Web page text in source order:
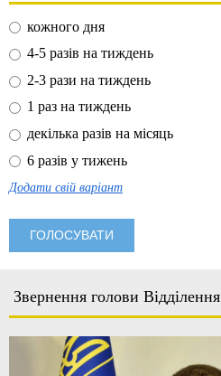
кожного дня
4-5 разів на тиждень
2-3 рази на тиждень
1 раз на тиждень
декілька разів на місяць
6 разів у тижень
Додати свій варіант
Звернення голови Відділення